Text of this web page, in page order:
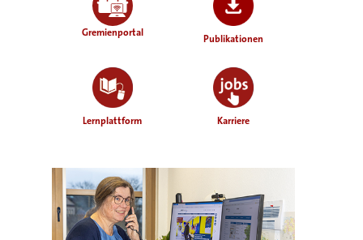
Gremienportal Publikationen
Lernplattform Karriere